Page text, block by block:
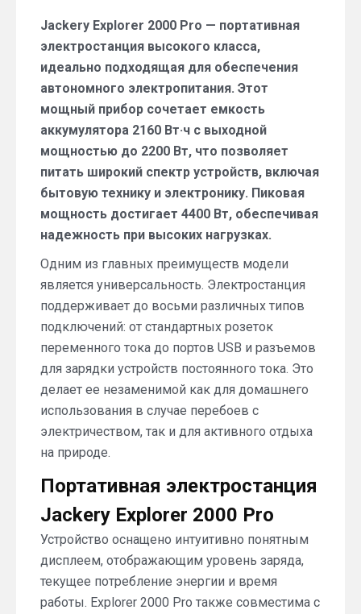
Jackery Explorer 2000 Pro — портативная
электростанция высокого класса,
идеально подходящая для обеспечения
автономного электропитания. Этот
мощный прибор сочетает емкость
аккумулятора 2160 Вт·ч с выходной
мощностью до 2200 Вт, что позволяет
питать широкий спектр устройств, включая
бытовую технику и электронику. Пиковая
мощность достигает 4400 Вт, обеспечивая
надежность при высоких нагрузках.
Одним из главных преимуществ модели
является универсальность. Электростанция
поддерживает до восьми различных типов
подключений: от стандартных розеток
переменного тока до портов USB и разъемов
для зарядки устройств постоянного тока. Это
делает ее незаменимой как для домашнего
использования в случае перебоев с
электричеством, так и для активного отдыха
на природе.
Портативная электростанция
Jackery Explorer 2000 Pro
Устройство оснащено интуитивно понятным
дисплеем, отображающим уровень заряда,
текущее потребление энергии и время
работы. Explorer 2000 Pro также совместима с